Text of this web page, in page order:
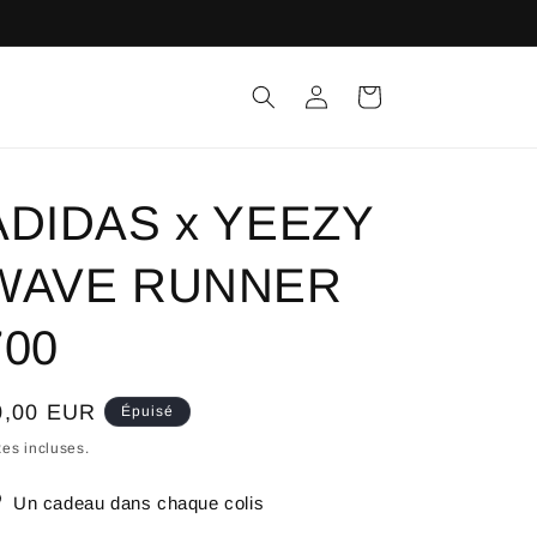
ConnexionPanier
x YEEZY
RUNNER
EUR Épuisé
incluses.
Un cadeau dans chaque colis